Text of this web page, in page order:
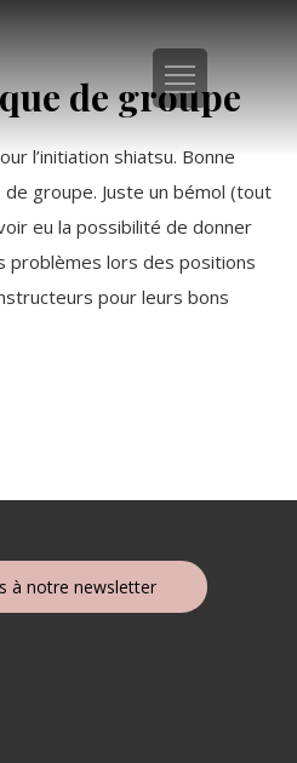
de groupe
l’initiation shiatsu. Bonne
groupe. Juste un bémol (tout
eu la possibilité de donner
problèmes lors des positions
pour leurs bons
à notre newsletter